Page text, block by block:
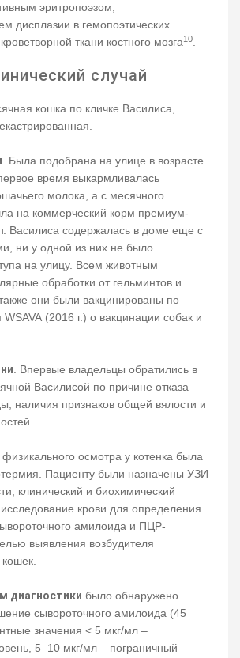
эритропоэзом;
дисплазии в гемопоэтических
ткани костного мозга10.
случай
кошка по кличке Василиса,
. Была подобрана на улице в возрасте
время выкармливалась
молока, а с месячного
на коммерческий корм премиум-
Василиса содержалась в доме еще с
ни у одной из них не было
на улицу. Всем животным
обработки от гельминтов и
они были вакцинированы по
(2016 г.) о вакцинации собак и
. Впервые владельцы обратились в
Василисой по причине отказа
наличия признаков общей вялости и
осмотра у котенка была
Пациенту были назначены УЗИ
клинический и биохимический
крови для определения
амилоида и ПЦР-
выявления возбудителя
диагностики было обнаружено
сывороточного амилоида (45
значения < 5 мкг/мл –
5–10 мкг/мл – пограничный